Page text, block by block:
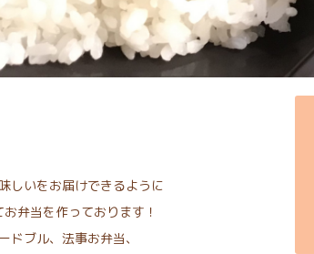
しいをお届けできるように
弁当を作っております！
ドブル、法事お弁当、